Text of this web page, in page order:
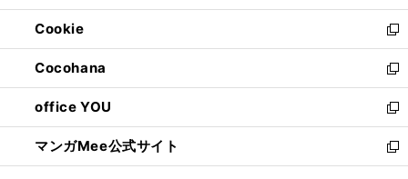
開
く
ウ
で
開
く
ン
ド
ウ
で
開
く
ウ
ィ
ン
ド
ウ
で
開
く
Cookie
新
し
い
ウ
ィ
ン
ド
ウ
Cocohana
新
し
い
ウ
ィ
ン
office YOU
新
し
い
ウ
マンガMee公式サイト
新
し